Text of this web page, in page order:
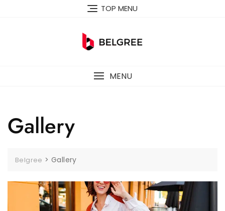
TOP MENU
MENU
Gallery
Belgree >Gallery